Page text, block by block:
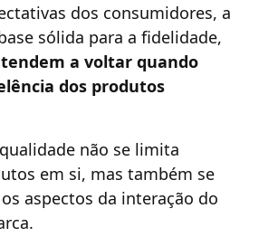
dos consumidores, a
sólida para a fidelidade,
a voltar quando
dos produtos
não se limita
em si, mas também se
aspectos da interação do